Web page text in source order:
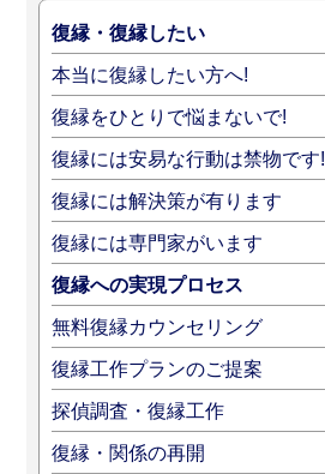
復縁・復縁したい
本当に復縁したい方へ!
復縁をひとりで悩まないで!
復縁には安易な行動は禁物です!
復縁には解決策が有ります
復縁には専門家がいます
復縁への実現プロセス
無料復縁カウンセリング
復縁工作プランのご提案
探偵調査・復縁工作
復縁・関係の再開